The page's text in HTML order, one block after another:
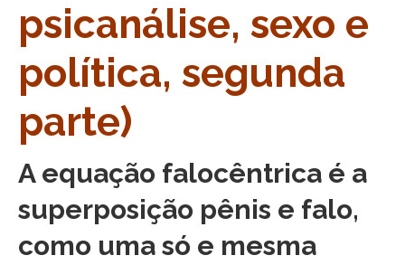
psicanálise, sexo e
política, segunda
parte)
A equação falocêntrica é a
superposição pênis e falo,
como uma só e mesma